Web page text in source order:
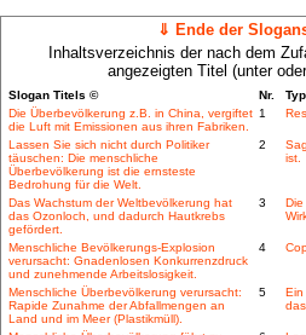
⇓ Ende der
Inhaltsverzeichnis der nach dem
angezeigten Titel (unter
Slogan Titels © Nr.
Die Überbevölkerung z.B. in China, vergiftet
die Luft mit Emissionen aus ihren Fabriken.
1
Lassen Sie sich nicht durch Politiker
täuschen: Die menschliche
Überbevölkerung ist die ernsteste
Bedrohung für die Welt.
2
ist.
Das Wachstum der Weltbevölkerung hat
das Ozonloch, und dadurch Hautkrebs
gefördert.
3
Menschliche Bevölkerungs-Explosion
verursacht: Gnadenlosen Konkurrenzdruck
und zunehmende Arbeitslosigkeit.
4
Menschliche Überbevölkerung verursacht:
Rapide Zunahme der Abfallmengen an
Land und im Meer (Plastikmüll).
5
Ein